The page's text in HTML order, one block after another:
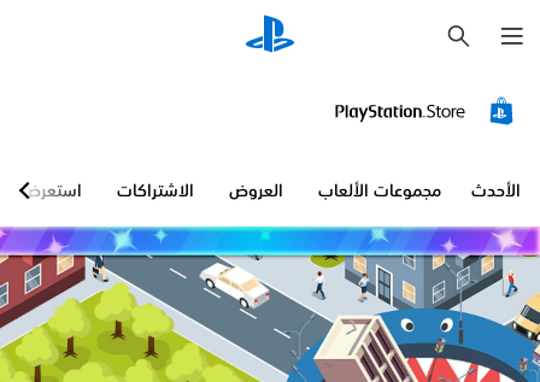
ح
ث
الأحدث مجموعات الألعاب العروض الاشتراكات استعرض